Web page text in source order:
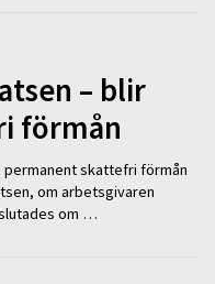
– blir
förmån
skattefri förmån
om arbetsgivaren
om …